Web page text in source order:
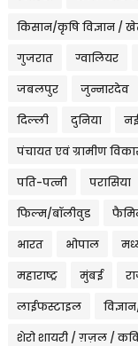
किसान/कृषि विज्ञान /
गुजरात ग्वालियर
जबलपुर जुन्नारदेव
दिल्ली दुनिया
पंचायत एवं ग्रामीण
पति-पत्नी परासिया
फिल्म/बॉलीवुड
भारत भोपाल
महाराष्ट्र मुंबई
लाईफस्टाइल
शेरो शायरी / ग़ज़ल /